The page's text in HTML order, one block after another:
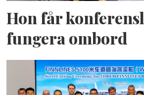
Hon får
fungera ombord